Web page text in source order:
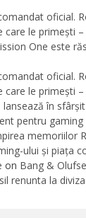
oficial.
care le primești
One este
oficial.
care le primești
în
pentru
memoriilor
ului și piața
on Bang &
renunta la